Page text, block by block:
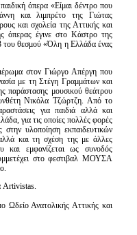
όπερα «Είμαι δέντρο που
και λιμπρέτο της Γιώτας
και σχολεία της Αττικής και
όπερας έγινε στο Κάστρο της
του θεσμού «Όλη η Ελλάδα ένας
στον Γιώργο Απέργη που
με τη Στέγη Γραμμάτων και
παράστασης μουσικού θεάτρου
Νικόλα Τζώρτζη. Από το
για παιδιά αλλά και
για τις οποίες πολλές φορές
στην υλοποίηση εκπαιδευτικών
και τη σχέση της με άλλες
και εμφανίζεται ως συνοδός
στο φεστιβαλ ΜΟΥΣΑ
Artivistas.
Ωδείο Ανατολικής Αττικής και